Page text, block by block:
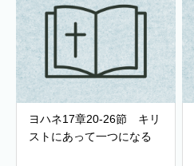
ヨハネ17章20-26節 キリ
ストにあって一つになる